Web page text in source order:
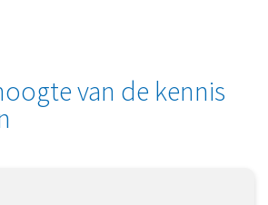
van de kennis